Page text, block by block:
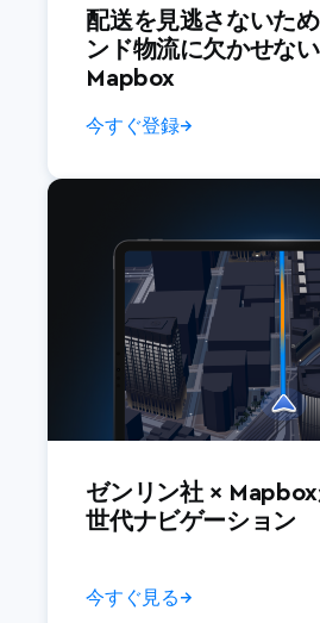
配送を見逃さないた
ンド物流に欠かせな
Mapbox
今すぐ登録→
ゼンリン社 ×
世代ナビゲーション
今すぐ見る→